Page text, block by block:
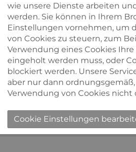
wie unsere Dienste arbeiten
werden. Sie können in Ihrem
Einstellungen vornehmen, um
von Cookies zu steuern, zum
Verwendung eines Cookies
eingeholt werden muss, oder
blockiert werden. Unsere
aber nur dann
Verwendung von Cookies
Cookie Einstellungen